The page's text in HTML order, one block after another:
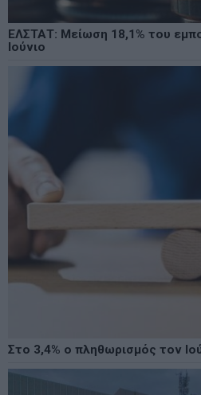
ΕΛΣΤΑΤ: Μείωση 18,1% του
Ιούνιο
Στο 3,4% ο πληθωρισμός τον